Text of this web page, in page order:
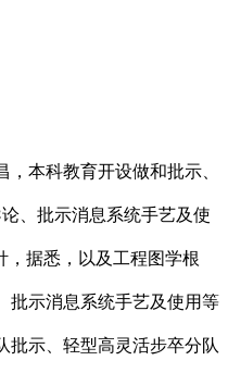
本科教育开设做和批示、
、批示消息系统手艺及使
，据悉，以及工程图学根
批示消息系统手艺及使用等
批示、轻型高灵活步卒分队